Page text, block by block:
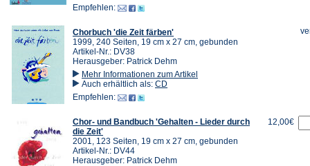
Empfehlen:
Chorbuch 'die Zeit färben'
1999, 240 Seiten, 19 cm x 27 cm, gebunden
Artikel-Nr.: DV38
Herausgeber: Patrick Dehm
Mehr Informationen zum Artikel
Auch erhältlich als: CD
Empfehlen:
Chor- und Bandbuch 'Gehalten - Lieder durch
die Zeit'
2001, 123 Seiten, 19 cm x 27 cm, gebunden
Artikel-Nr.: DV44
Herausgeber: Patrick Dehm
12,00€